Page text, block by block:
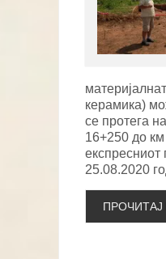
керамика)
се протега
16+250 до
25.08.2020